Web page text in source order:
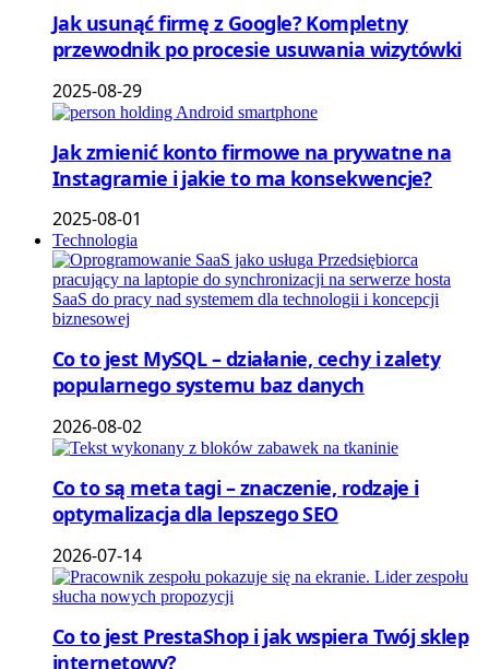
Jak usunąć firmę z Google? Kompletny
przewodnik po procesie usuwania wizytówki
2025-08-29
Jak zmienić konto firmowe na prywatne na
Instagramie i jakie to ma konsekwencje?
2025-08-01
Technologia
Co to jest MySQL – działanie, cechy i zalety
popularnego systemu baz danych
2026-08-02
Co to są meta tagi – znaczenie, rodzaje i
optymalizacja dla lepszego SEO
2026-07-14
Co to jest PrestaShop i jak wspiera Twój sklep
internetowy?